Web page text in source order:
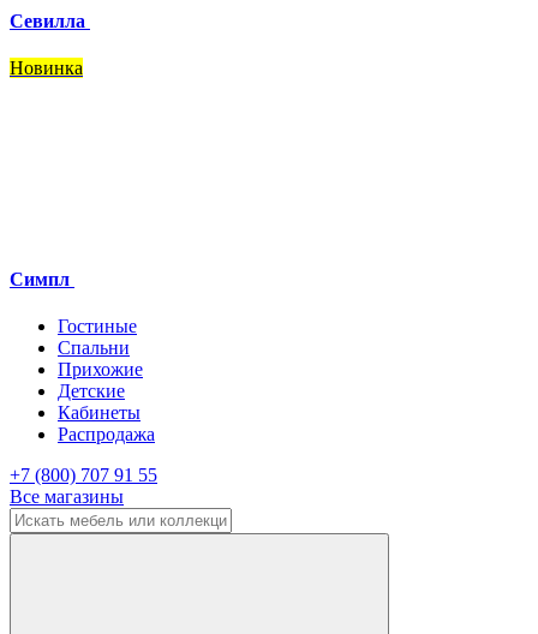
Севилла
Новинка
Симпл
Гостиные
Спальни
Прихожие
Детские
Кабинеты
Распродажа
+7 (800) 707 91 55
Все магазины